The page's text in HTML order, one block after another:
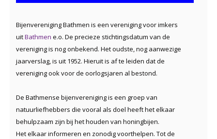
Bijenvereniging Bathmen is een vereniging voor imkers
uitBathmen e.o. De precieze stichtingsdatum van de
vereniging is nog onbekend. Het oudste, nog aanwezige
jaarverslag, is uit 1952. Hieruit is af te leiden dat de
vereniging ook voor de oorlogsjaren al bestond.
De Bathmense bijenvereniging is een groep van
natuurliefhebbers die vooral als doel heeft het elkaar
behulpzaam zijn bij het houden van honingbijen.
Het elkaar informeren en zonodig voorthelpen. Tot de